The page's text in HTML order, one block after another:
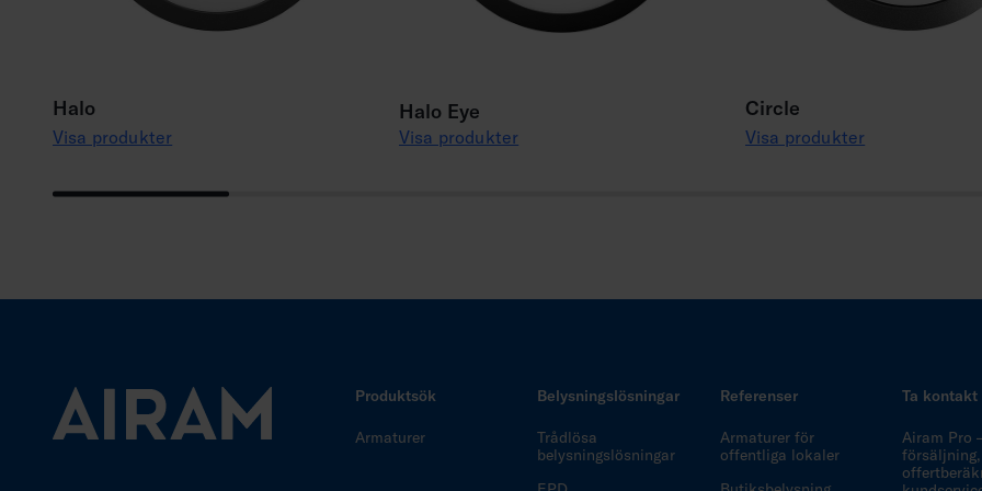
Halo
Visa produkter
Halo Eye
Visa produkter
Circle
Visa produkter
Produktsök
Armaturer
Belysningslösningar
Trådlösa
belysningslösningar
Referenser
Armaturer för
offentliga lokaler
Ta kontakt
Airam Pro
försäljning,